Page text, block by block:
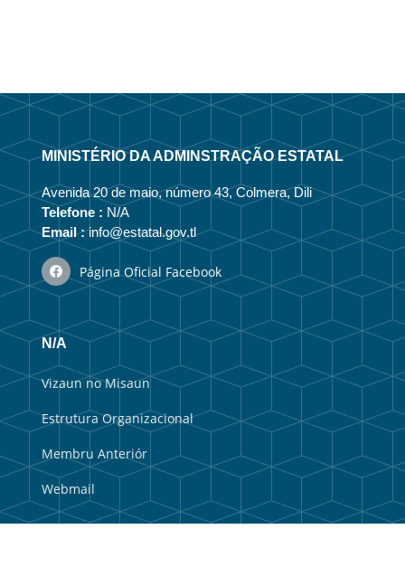
MINISTÉRIO DA ADMINSTRAÇÃO ESTATAL
Avenida 20 de maio, número 43, Colmera, Dili
Telefone : N/A
Email :info@estatal.gov.tl
Página Oficial Facebook
N/A
Vizaun no Misaun
Estrutura Organizacional
Membru Anteriór
Webmail